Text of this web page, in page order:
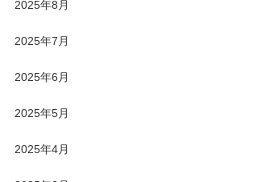
2025年8月
2025年7月
2025年6月
2025年5月
2025年4月